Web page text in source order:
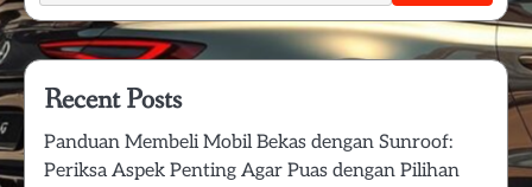
Recent Posts
Panduan Membeli Mobil Bekas dengan Sunroof:
Periksa Aspek Penting Agar Puas dengan Pilihan